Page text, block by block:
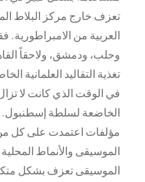
تعزف خارج مركز البلاط
العربية من
وحلب، ودمشق، ولاحقاً
تغذية التقاليد العلمانية
في الوقت الذي كانت لا
الخاضعة لسلطة إسطنبول.
مؤلفات اعتمدت على كل
الموسيقى والأنماط
الموسيقى تعزف بشكل